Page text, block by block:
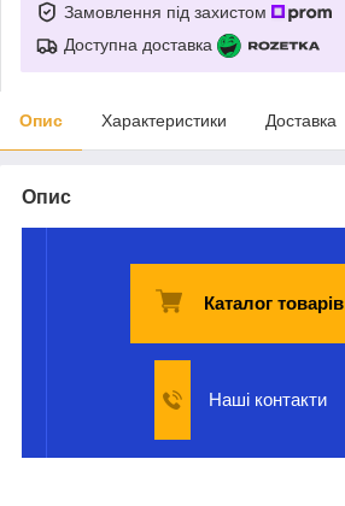
Замовлення під захистом
Доступна доставка
Опис Характеристики Доставка
Опис
Каталог товарів
Наші контакти